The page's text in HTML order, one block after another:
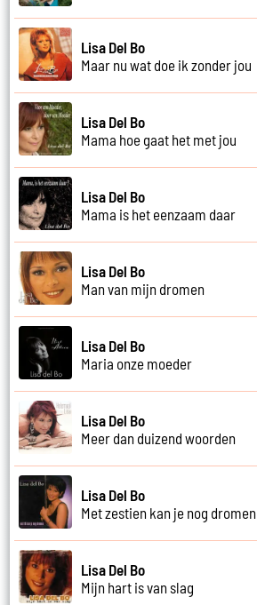
Lisa Del Bo
Maar nu wat doe ik zonder jou
Lisa Del Bo
Mama hoe gaat het met jou
Lisa Del Bo
Mama is het eenzaam daar
Lisa Del Bo
Man van mijn dromen
Lisa Del Bo
Maria onze moeder
Lisa Del Bo
Meer dan duizend woorden
Lisa Del Bo
Met zestien kan je nog dromen
Lisa Del Bo
Mijn hart is van slag